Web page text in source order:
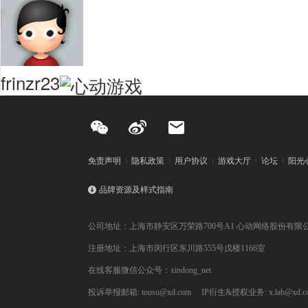
frinzr23
免责声明 隐私政策 用户协议 游戏大厅 论坛 阳光
品牌资源及样式指南
公司地址：上海市静安区万荣路700号A1 心动网络股份有限
注册地址：上海市闵行区东川路555号戊楼1166室
在线客服微信公众号：xindong_net
投诉举报邮箱: tousu@xd.com IP衍生&授权业务: